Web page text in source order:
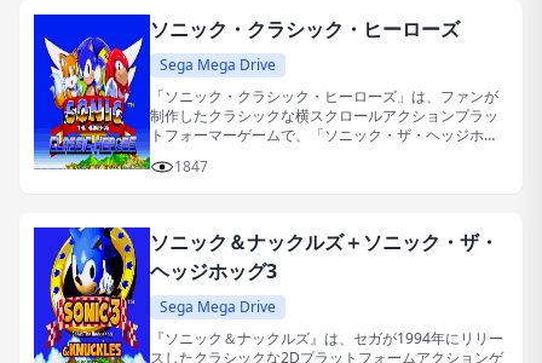
ソニック・クラシック・ヒーローズ
Sega Mega Drive
「ソニック・クラシック・ヒーローズ」は、ファンが
制作したクラシックな横スクロールアクションプラッ
トフォーマーゲームで、「ソニック・ザ・ヘッジホッ
す。1847
ソニック＆ナックルズ＋ソニック・ザ・
ヘッジホッグ3
Sega Mega Drive
『ソニック＆ナックルズ』は、セガが1994年にリリー
スしたクラシックな2Dプラットフォームアクションゲ